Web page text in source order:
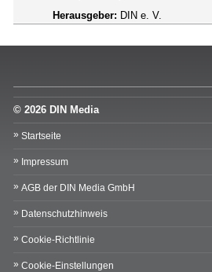
Herausgeber: DIN e. V.
© 2026 DIN Media
Startseite
Impressum
AGB der DIN Media GmbH
Datenschutzhinweis
Cookie-Richtlinie
Cookie-Einstellungen